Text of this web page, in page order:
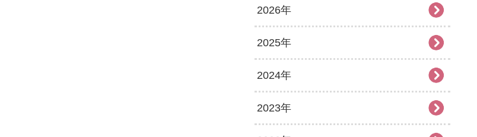
2026年
2026年7月
2026年6月
2026年5月
2025年
2025年12月
2025年11月
2024年
2024年12月
2023年